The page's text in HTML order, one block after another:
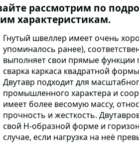
рассмотрим по
характеристикам.
Гнутый швеллер имеет очень
упоминалось ранее),
выполняет свои прямые функции
сварка каркаса квадратной
Двутавр подходит для
промышленного характера и
имеет более весомую массу,
прочность и жесткость.
свой Н-образной форме и
случае, если нагрузка на неё